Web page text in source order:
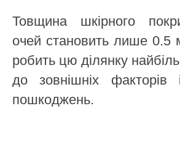
Товщина шкірного
очей становить лише 0.5
робить цю ділянку
до зовнішніх факторів
пошкоджень.